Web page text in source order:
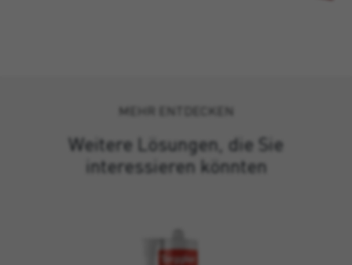
MEHR ENTDECKEN
Weitere Lösungen, die Sie
interessieren könnten